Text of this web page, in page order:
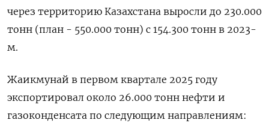
через территорию Казахстана выросли до 230.000
тонн (план - 550.000 тонн) с 154.300 тонн в 2023-
м.
Жаикмунай в первом квартале 2025 году
экспортировал около 26.000 тонн нефти и
газоконденсата по следующим направлениям: